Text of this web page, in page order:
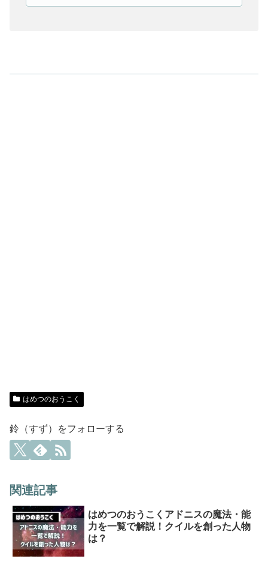
はめつのおうこく
鈴（すず）をフォローする
関連記事
はめつのおうこくアドニスの魔法・能
力を一覧で解説！クイルを創った人物
は？